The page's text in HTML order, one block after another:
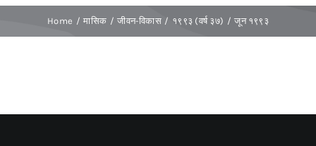
Navigation
मुखपृष्ठ
श्रीरामकृष्ण
Home मासिक जीवन-विकास १९९३ (वर्ष ३७) जून १९९३